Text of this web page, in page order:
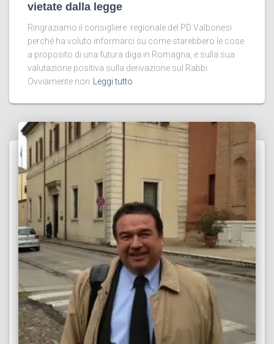
vietate dalla legge
Ringraziamo il consigliere regionale del PD Valbonesi
perché ha voluto informarci su come starebbero le cose
a proposito di una futura diga in Romagna, e sulla sua
valutazione positiva sulla derivazione sul Rabbi.
Ovviamente non
Leggi tutto